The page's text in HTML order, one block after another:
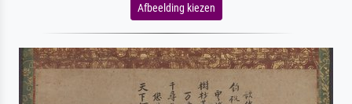
Afbeelding kiezen